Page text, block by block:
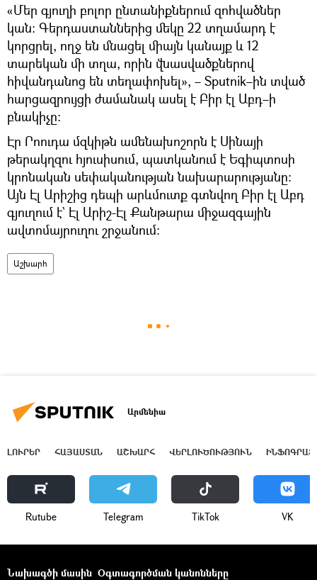
«Մեր գյուղի բոլոր ընտանիքներում զոհվածներ
կան։ Գերդաստաններից մեկը 22 տղամարդ է
կորցրել, ողջ են մնացել միայն կանայք և 12
տարեկան մի տղա, որին վնասվածքներով
հիվանդանոց են տեղափոխել», – Sputnik–ին տված
հարցազրույցի ժամանակ ասել է Բիր էլ Աբդ–ի
բնակիչը։
Էր Րոուդա մզկիթն ամենախոշորն է Սինայի
թերակղզու հյուսիսում, պատկանում է Եգիպտոսի
կրոնական սեփականության նախարարությանը։
Այն Էլ Արիշից դեպի արևմուտք գտնվող Բիր էլ Աբդ
գյուղում է` Էլ Արիշ-Էլ Քանթարա միջազգային
ավտոմայրուղու շրջանում։
Աշխարհ
Արմենիա
ԼՈՒՐԵՐ ՀԱՅԱՍՏԱՆ ԱՇԽԱՐՀ ՎԵՐԼՈՒԾՈՒԹՅՈՒՆ
Rutube Telegram ТikТоk VK
Նախագծի մասին Օգտագործման կանոնները